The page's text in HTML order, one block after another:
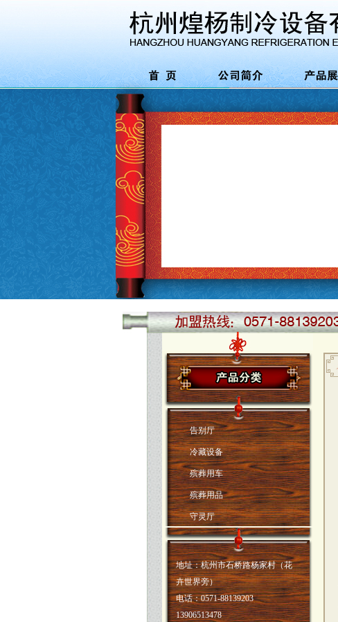
告别厅
冷藏设备
殡葬用车
殡葬用品
守灵厅
地址：杭州市石桥路杨家村（花
卉世界旁）
电话：0571-88139203
13906513478